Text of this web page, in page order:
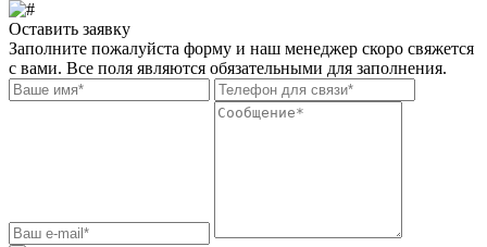
Оставить заявку
Заполните пожалуйста форму и наш менеджер скоро свяжется
с вами. Все поля являются обязательными для заполнения.